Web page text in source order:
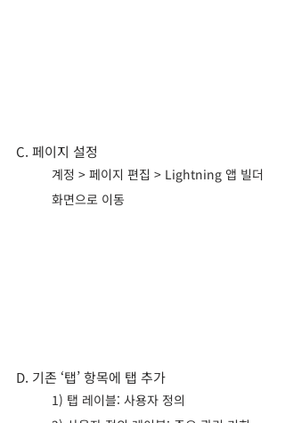
C. 페이지 설정
계정 > 페이지 편집 > Lightning 앱 빌더
화면으로 이동
D. 기존 ‘탭’ 항목에 탭 추가
1) 탭 레이블: 사용자 정의